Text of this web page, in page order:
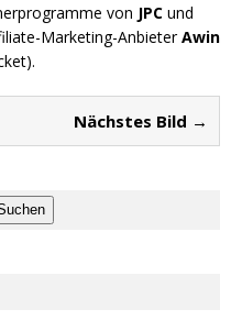
von JPC und
Marketing-AnbieterAwin
Nächstes Bild →